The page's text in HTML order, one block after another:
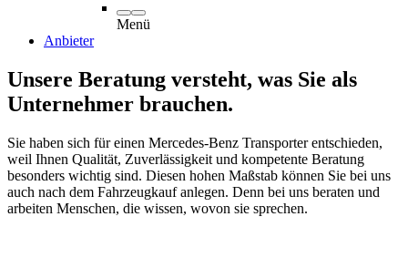
Menü
Anbieter
Unsere Beratung versteht, was Sie als
Unternehmer brauchen.
Sie haben sich für einen Mercedes-Benz Transporter entschieden,
weil Ihnen Qualität, Zuverlässigkeit und kompetente Beratung
besonders wichtig sind. Diesen hohen Maßstab können Sie bei uns
auch nach dem Fahrzeugkauf anlegen. Denn bei uns beraten und
arbeiten Menschen, die wissen, wovon sie sprechen.